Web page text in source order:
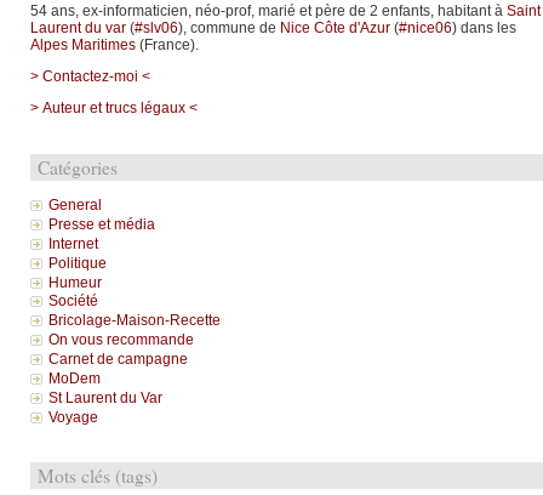
54 ans, ex-informaticien, néo-prof, marié et père de 2 enfants, habitant à Saint
Laurent du var(#slv06), commune de Nice Côte d'Azur(#nice06) dans les
Alpes Maritimes(France).
> Contactez-moi <
> Auteur et trucs légaux <
Catégories
General
Presse et média
Internet
Politique
Humeur
Société
Bricolage-Maison-Recette
On vous recommande
Carnet de campagne
MoDem
St Laurent du Var
Voyage
Mots clés (tags)